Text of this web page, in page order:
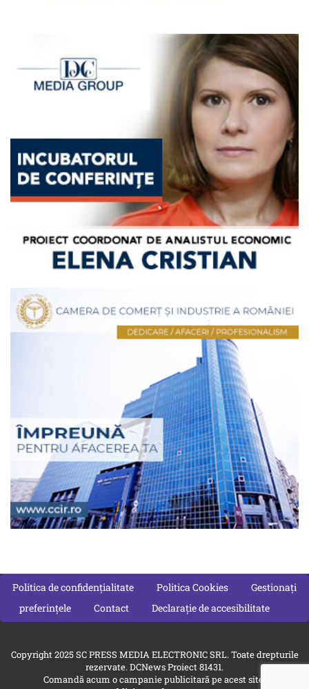
Politica de confidențialitate Politica Cookies
Gestionați
preferințele
Contact Declarație de accesibilitate
Copyright 2025 SC PRESS MEDIA ELECTRONIC SRL. Toate drepturile
rezervate. DCNews Proiect 81431.
Comandă acum o campanie publicitară pe acest site: